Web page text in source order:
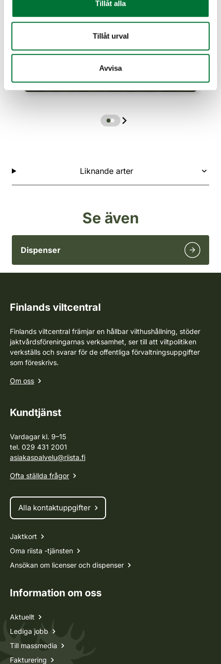
Tillåt alla
Tillåt urval
Avvisa
Liknande arter
Se även
Dispenser
Finlands viltcentral
Finlands viltcentral främjar en hållbar vilthushållning, stöder
jaktvårdsföreningarnas verksamhet, ser till att viltpolitiken
verkställs och svarar för de offentliga förvaltningsuppgifter
som föreskrivs.
Om oss
Kundtjänst
Vardagar kl. 9–15
tel. 029 431 2001
asiakaspalvelu@riista.fi
Ofta ställda frågor
Alla kontaktuppgifter
Jaktkort
Oma riista -tjänsten
Ansökan om licenser och dispenser
Information om oss
Aktuellt
Lediga jobb
Till massmedia
Fakturering